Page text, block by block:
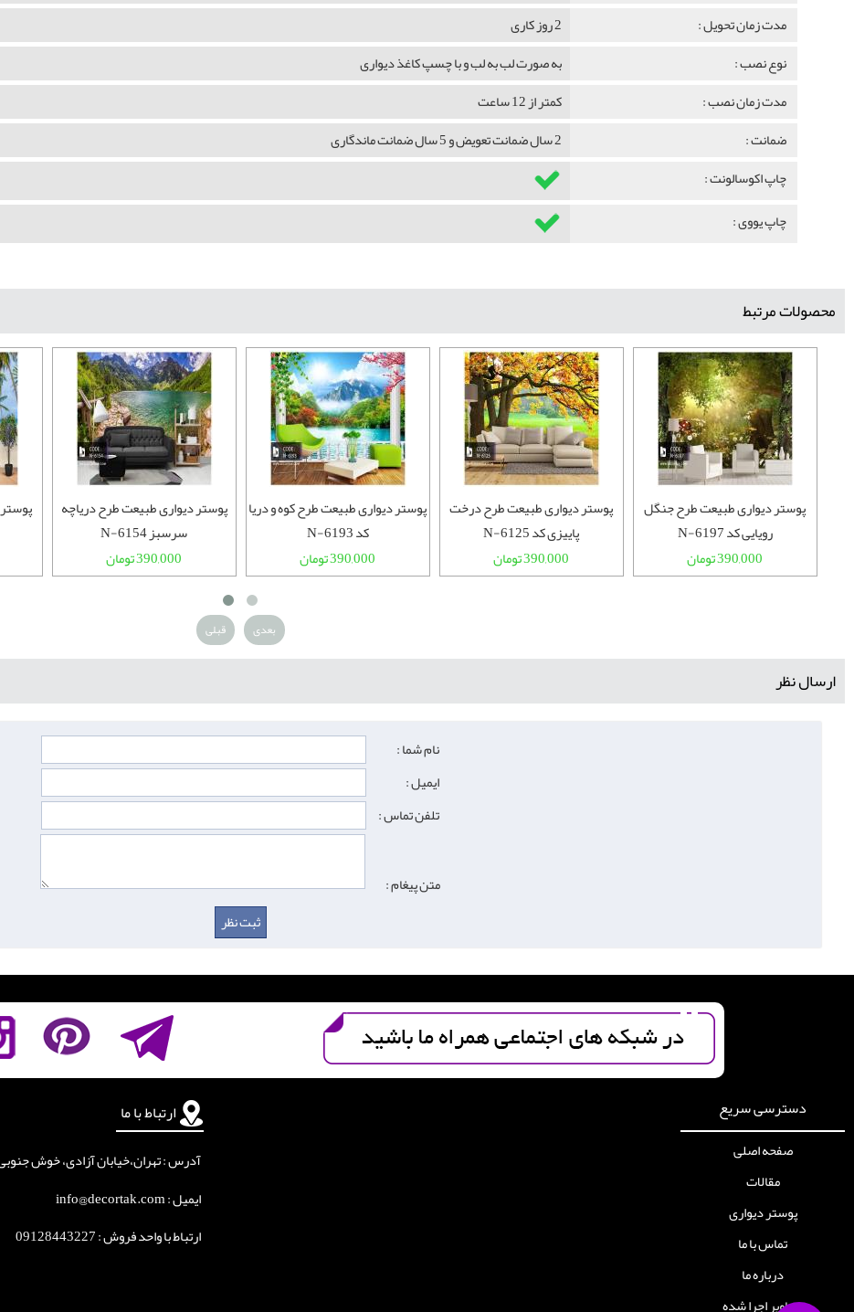
مدت زمان تحویل :
2 روز کاری
نوع نصب :
به صورت لب به لب و با چسپ کاغذ دیواری
مدت زمان نصب :
کمتر از 12 ساعت
ضمانت :
2 سال ضمانت تعویض و 5 سال ضمانت ماندگاری
چاپ اکوسالونت :
چاپ یووی :
محصولات مرتبط
پوستر دیواری طبیعت طرح دریاچه
سرسبز N-6154
390,000 تومان
پوستر دیواری طبیعت طرح کوه و دریا
کد N-6193
390,000 تومان
پوستر دیواری طبیعت طرح درخت
پاییزی کد N-6125
390,000 تومان
پوستر دیواری طبیعت طرح جنگل
رویایی کد N-6197
390,000 تومان
قبلی بعدی
ارسال نظر
نام شما :
ایمیل :
تلفن تماس :
متن پیغام :
دسترسی سریع
صفحه اصلی
مقالات
پوستر دیواری
تماس با ما
درباره ما
تصاویر اجرا شده
ارتباط با ما
آدرس : تهران،خیابان آزادی، خوش جنوبی،
ایمیل : info@decortak.com
ارتباط با واحد فروش :09128443227